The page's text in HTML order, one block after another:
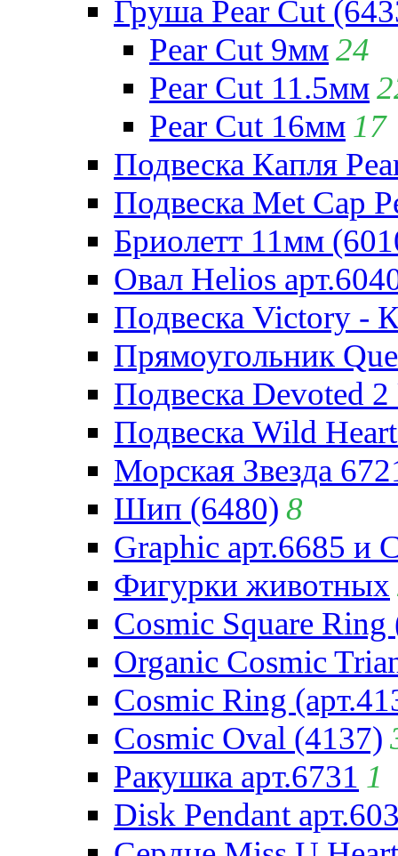
Груша Pear Cut
Pear Cut 9мм24
Pear Cut 11.5мм
Pear Cut 16мм 17
Подвеска Капля
Подвеска Met Cap
Бриолетт 11мм
Овал Helios
Подвеска Victory -
Прямоугольник
Подвеска Devoted
Подвеска Wild
Морская Звезда
Шип (6480) 8
Graphic арт.6685 и
Фигурки животных
Cosmic Square Ring
Organic Cosmic
Cosmic Ring
Cosmic Oval (4137)
Ракушка арт.6731 1
Disk Pendant